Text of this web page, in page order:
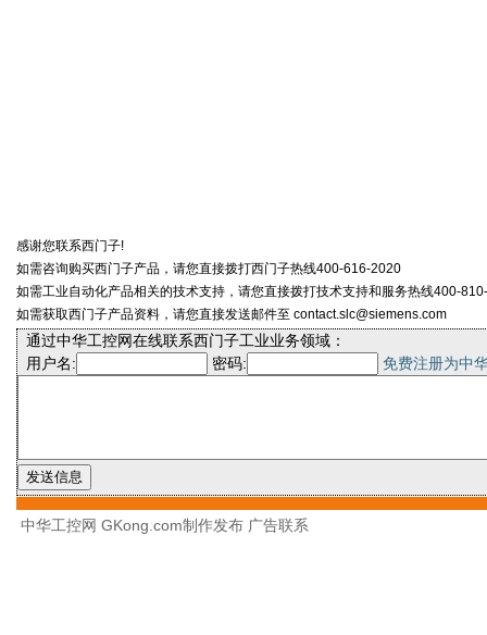
感谢您联系西门子!
如需咨询购买西门子产品，请您直接拨打西门子热线400-616-2020
如需工业自动化产品相关的技术支持，请您直接拨打技术支持和服务热线400-
如需获取西门子产品资料，请您直接发送邮件至 contact.slc@siemens.com
通过中华工控网在线联系西门子工业业务领域：
用户名:
密码: 免费注册为中
中华工控网 GKong.com制作发布 广告联系